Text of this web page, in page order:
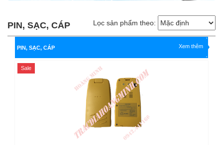
PIN, SẠC, CÁP Lọc sản phẩm theo:
PIN, SẠC, CÁP Xem thêm
Sale